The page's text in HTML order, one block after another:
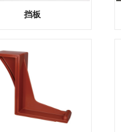
挡板